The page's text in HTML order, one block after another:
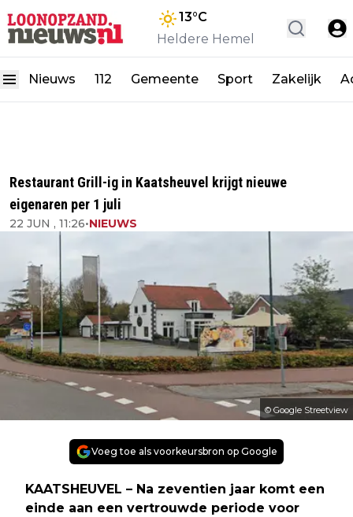
13°C
Heldere Hemel
Nieuws 112 Gemeente Sport Zakelijk
Restaurant Grill-ig in Kaatsheuvel krijgt nieuwe
eigenaren per 1 juli
22 JUN , 11:26•NIEUWS
© Google Streetview
Voeg toe als voorkeursbron op Google
KAATSHEUVEL – Na zeventien jaar komt een
einde aan een vertrouwde periode voor